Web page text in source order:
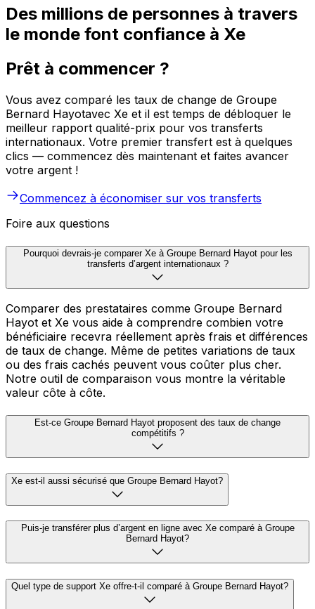
Des millions de personnes à travers
le monde font confiance à Xe
Prêt à commencer ?
Vous avez comparé les taux de change de Groupe
Bernard Hayotavec Xe et il est temps de débloquer le
meilleur rapport qualité-prix pour vos transferts
internationaux. Votre premier transfert est à quelques
clics — commencez dès maintenant et faites avancer
votre argent !
Commencez à économiser sur vos transferts
Foire aux questions
Pourquoi devrais-je comparer Xe à Groupe Bernard Hayot pour les
transferts d’argent internationaux ?
Comparer des prestataires comme Groupe Bernard
Hayot et Xe vous aide à comprendre combien votre
bénéficiaire recevra réellement après frais et différences
de taux de change. Même de petites variations de taux
ou des frais cachés peuvent vous coûter plus cher.
Notre outil de comparaison vous montre la véritable
valeur côte à côte.
Est-ce Groupe Bernard Hayot proposent des taux de change
compétitifs ?
Xe est-il aussi sécurisé que Groupe Bernard Hayot?
Puis-je transférer plus d’argent en ligne avec Xe comparé à Groupe
Bernard Hayot?
Quel type de support Xe offre-t-il comparé à Groupe Bernard Hayot?